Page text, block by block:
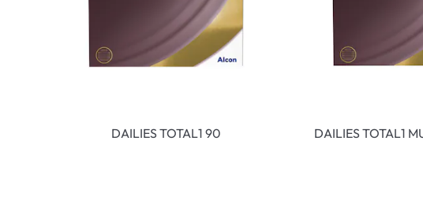
DAILIES TOTAL1 90 DAILIES TOTAL1